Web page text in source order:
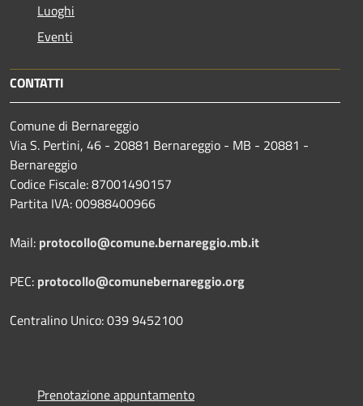
Luoghi
Eventi
CONTATTI
Comune di Bernareggio
Via S. Pertini, 46 - 20881 Bernareggio - MB - 20881 -
Bernareggio
Codice Fiscale: 87001490157
Partita IVA: 00988400966
Mail: protocollo@comune.bernareggio.mb.it
PEC: protocollo@comunebernareggio.org
Centralino Unico: 039 9452100
Prenotazione appuntamento